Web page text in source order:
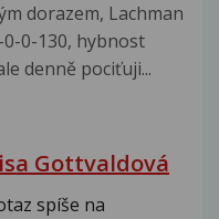
dorazem, Lachman
0-0-130, hybnost
denně pociťuji...
Gottvaldová
spíše na